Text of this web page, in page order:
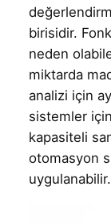
birisidir.
neden
miktarda
analizi için
sistemler
kapasiteli
otomasyon
uygulanabilir.